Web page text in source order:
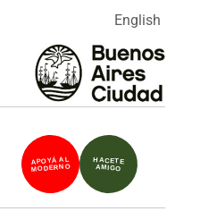
English
APOYÁ AL
MODERNO
HACETE
AMIGO